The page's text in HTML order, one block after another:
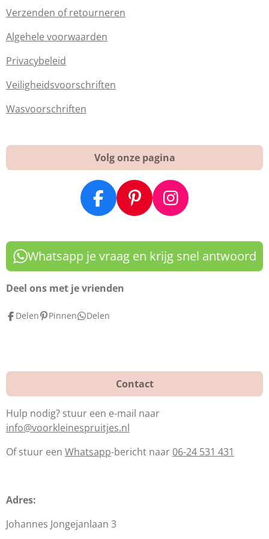
Verzenden of retourneren
Algehele voorwaarden
Privacybeleid
Veiligheidsvoorschriften
Wasvoorschriften
Volg onze pagina
F
a
c
e
b
o
k
P
i
n
t
e
I
n
s
t
a
Whatsapp je vraag en krijg snel antwoord
Deel ons met je vrienden
Delen Pinnen Delen
Contact
Hulp nodig? stuur een e-mail naar
info@voorkleinespruitjes.nl
Of stuur een Whatsapp-bericht naar 06-24 531 431
Adres:
Johannes Jongejanlaan 3